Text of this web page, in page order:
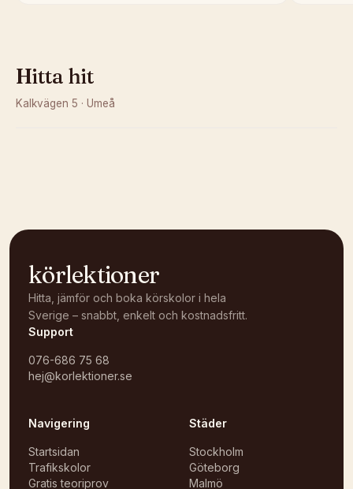
Hitta hit
Kalkvägen 5 · Umeå
körlektioner
Hitta, jämför och boka körskolor i hela
Sverige – snabbt, enkelt och kostnadsfritt.
Support
076-686 75 68
hej@korlektioner.se
Navigering
Startsidan
Trafikskolor
Gratis teoriprov
Städer
Stockholm
Göteborg
Malmö